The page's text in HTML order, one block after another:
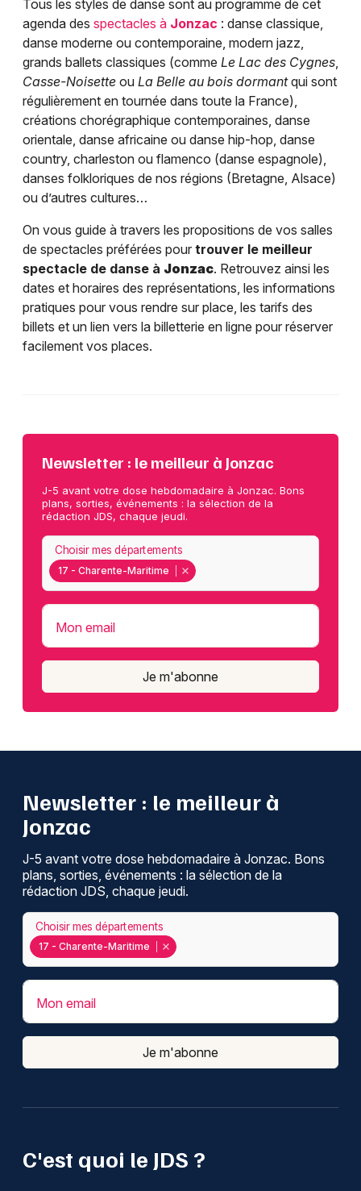
Tous les styles de danse sont au programme de cet
agenda des spectacles à Jonzac : danse classique,
danse moderne ou contemporaine, modern jazz,
grands ballets classiques (comme Le Lac des Cygnes,
Casse-Noisette ou La Belle au bois dormantqui sont
régulièrement en tournée dans toute la France),
créations chorégraphique contemporaines, danse
orientale, danse africaine ou danse hip-hop, danse
country, charleston ou flamenco (danse espagnole),
danses folkloriques de nos régions (Bretagne, Alsace)
ou d’autres cultures…
On vous guide à travers les propositions de vos salles
de spectacles préférées pour trouver le meilleur
spectacle de danse à Jonzac. Retrouvez ainsi les
dates et horaires des représentations, les informations
pratiques pour vous rendre sur place, les tarifs des
billets et un lien vers la billetterie en ligne pour réserver
facilement vos places.
Newsletter : le meilleur à Jonzac
J-5 avant votre dose hebdomadaire à Jonzac. Bons
plans, sorties, événements : la sélection de la
rédaction JDS, chaque jeudi.
17 - Charente-Maritime
Choisir mes départements
Mon email
Je m'abonne
C'est quoi le JDS ?
Newsletter : le meilleur à
Jonzac
J-5 avant votre dose hebdomadaire à Jonzac. Bons
plans, sorties, événements : la sélection de la
rédaction JDS, chaque jeudi.
17 - Charente-Maritime
Choisir mes départements
Mon email
Je m'abonne